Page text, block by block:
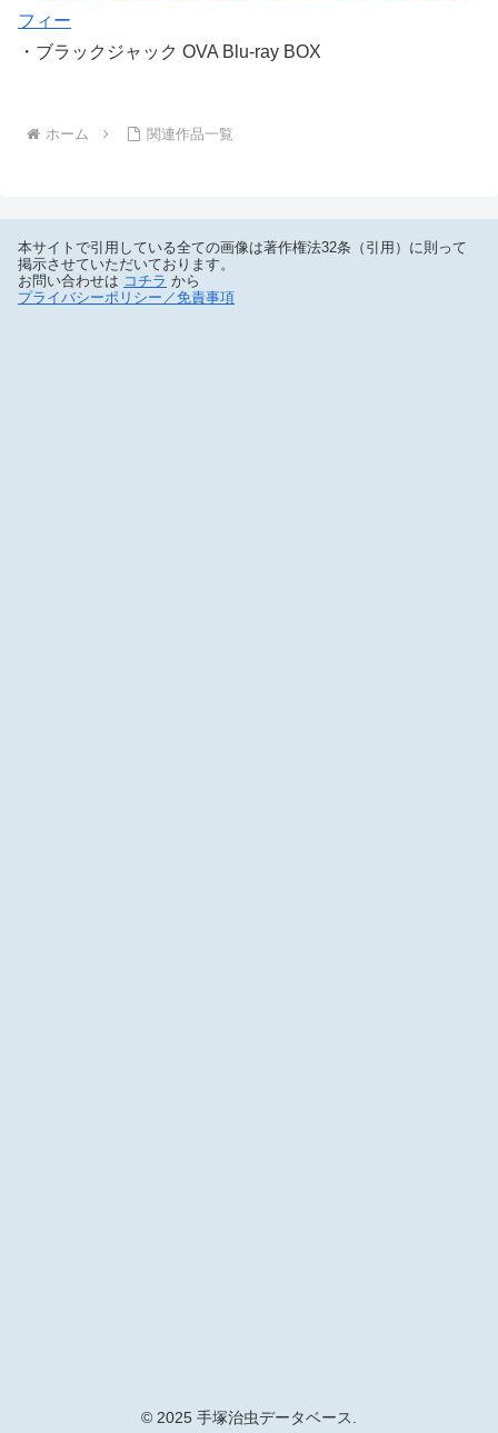
フィー
・ブラックジャック OVA Blu-ray BOX
ホーム 関連作品一覧
本サイトで引用している全ての画像は著作権法32条（引用）に則って
掲示させていただいております。
お問い合わせは コチラ から
プライバシーポリシー／免責事項
© 2025 手塚治虫データベース.